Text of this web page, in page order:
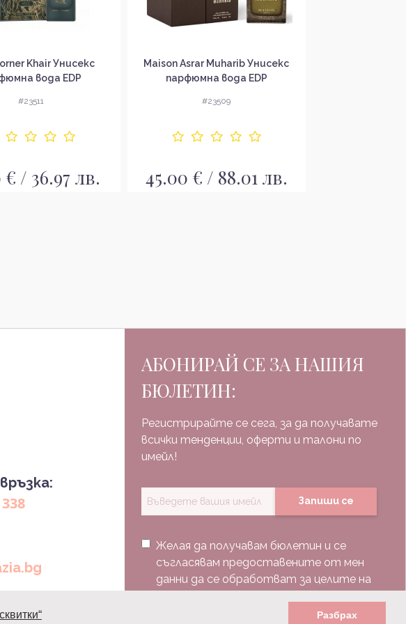
Разбрах
Khair Унисекс
вода EDP
#23511
€ / 36.97 лв.
Maison Asrar Muharib Унисекс
парфюмна вода EDP
#23509
45.00 € / 88.01 лв.
АБОНИРАЙ СЕ ЗА НАШИЯ
БЮЛЕТИН:
Регистрирайте се сега, за да получавате
всички тенденции, оферти и талони по
имейл!
Запиши се
Желая да получавам бюлетин и се
съгласявам предоставените от мен
данни да се обработват за целите на